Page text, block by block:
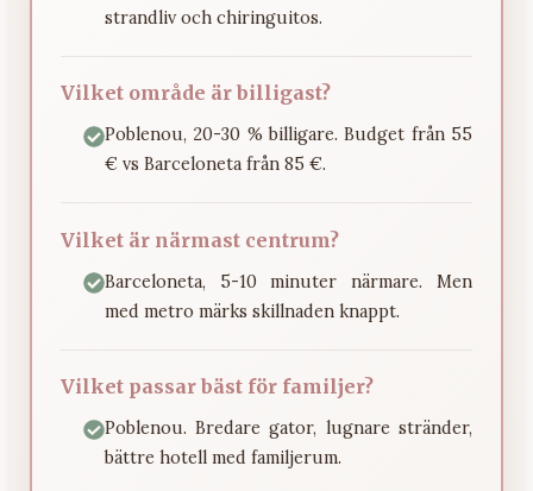
strandliv och chiringuitos.
Vilket område är billigast?
Poblenou, 20-30 % billigare. Budget från 55
€ vs Barceloneta från 85 €.
Vilket är närmast centrum?
Barceloneta, 5-10 minuter närmare. Men
med metro märks skillnaden knappt.
Vilket passar bäst för familjer?
Poblenou. Bredare gator, lugnare stränder,
bättre hotell med familjerum.